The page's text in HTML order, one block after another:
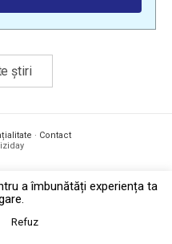
știri
· Contact
a îmbunătăți experiența ta
Refuz